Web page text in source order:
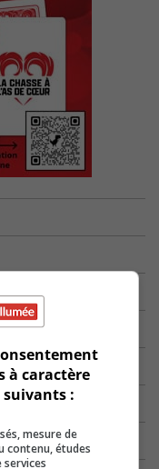
à caractère
suivants :
mesure de
contenu, études
services